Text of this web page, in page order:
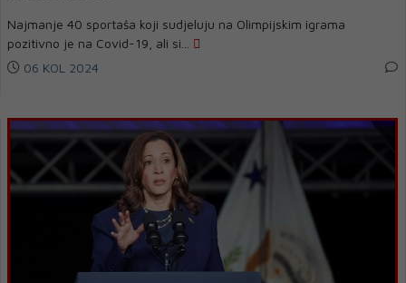
Najmanje 40 sportaša koji sudjeluju na Olimpijskim igrama
pozitivno je na Covid-19, ali si...
06 KOL 2024